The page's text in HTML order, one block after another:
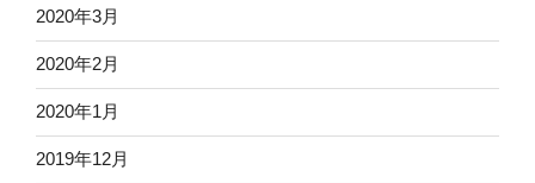
2020年3月
2020年2月
2020年1月
2019年12月